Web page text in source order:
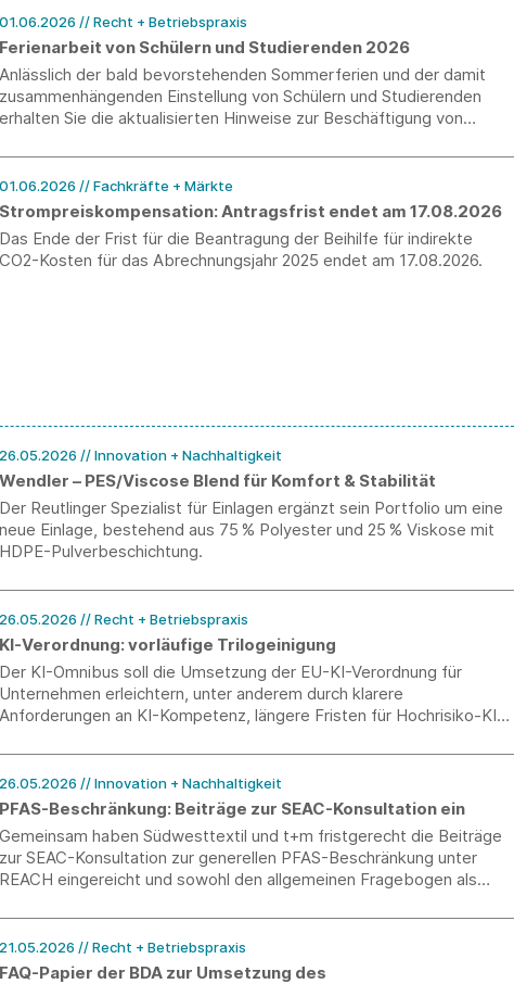
01.06.2026 // Recht + Betriebspraxis
Ferienarbeit von Schülern und Studierenden 2026
Anlässlich der bald bevorstehenden Sommerferien und der damit
zusammenhängenden Einstellung von Schülern und Studierenden
erhalten Sie die aktualisierten Hinweise zur Beschäftigung von
01.06.2026 // Fachkräfte + Märkte
Strompreiskompensation: Antragsfrist endet am 17.08.2026
Das Ende der Frist für die Beantragung der Beihilfe für indirekte
CO2-Kosten für das Abrechnungsjahr 2025 endet am 17.08.2026.
26.05.2026 // Innovation + Nachhaltigkeit
Wendler – PES/Viscose Blend für Komfort & Stabilität
Der Reutlinger Spezialist für Einlagen ergänzt sein Portfolio um eine
neue Einlage, bestehend aus 75 % Polyester und 25 % Viskose mit
HDPE-Pulverbeschichtung.
26.05.2026 // Recht + Betriebspraxis
KI-Verordnung: vorläufige Trilogeinigung
Der KI-Omnibus soll die Umsetzung der EU-KI-Verordnung für
Unternehmen erleichtern, unter anderem durch klarere
Anforderungen an KI-Kompetenz, längere Fristen für Hochrisiko-KI
Omnibus soll am 1. August 2026 in Kraft treten.
26.05.2026 // Innovation + Nachhaltigkeit
PFAS-Beschränkung: Beiträge zur SEAC-Konsultation ein
Gemeinsam haben Südwesttextil und t+m fristgerecht die Beiträge
zur SEAC-Konsultation zur generellen PFAS-Beschränkung unter
REACH eingereicht und sowohl den allgemeinen Fragebogen als
Mittelpunkt standen die praktischen Auswirkungen für die Textil- und
Modeindustrie, insbesondere für technische Textilien und
sicherheits- bzw. funktionskritische Anwendungen sowie die
21.05.2026 // Recht + Betriebspraxis
FAQ-Papier der BDA zur Umsetzung des